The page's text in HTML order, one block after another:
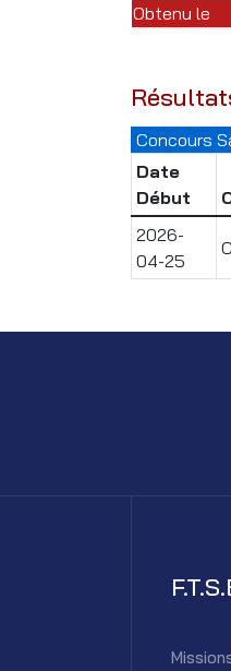
Obtenu le
Concours
Date
Début
2026-
04-25